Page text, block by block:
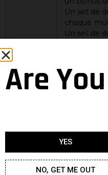
Un set de
chaque
Un set de
savoir plus
les crédits
Supporter
Accès à
posté ici
Are
YES
NO, GET ME OUT